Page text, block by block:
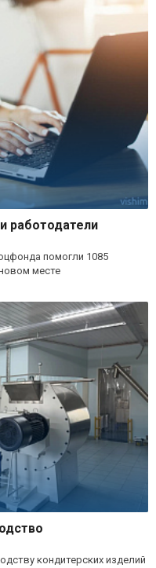
работодатели
помогли 1085
месте
кондитерских изделий